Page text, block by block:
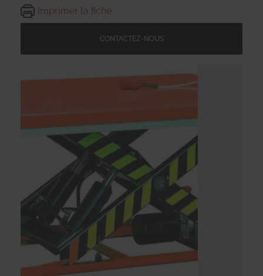
Imprimer la fiche
CONTACTEZ-NOUS